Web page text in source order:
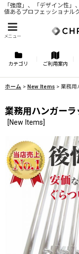
「強度」、「デザイン性
値あるプロフェッショナル
メニュー
カテゴリ ご利用案内
ホーム > New Items > 業務用
業務用ハンガーラ
[New Items]